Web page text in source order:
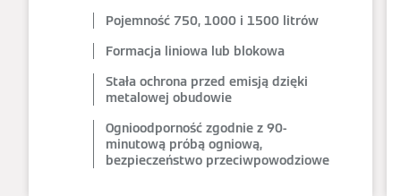
Pojemność 750, 1000 i 1500 litrów
Formacja liniowa lub blokowa
Stała ochrona przed emisją dzięki
metalowej obudowie
Ognioodporność zgodnie z 90-
minutową próbą ogniową,
bezpieczeństwo przeciwpowodziowe